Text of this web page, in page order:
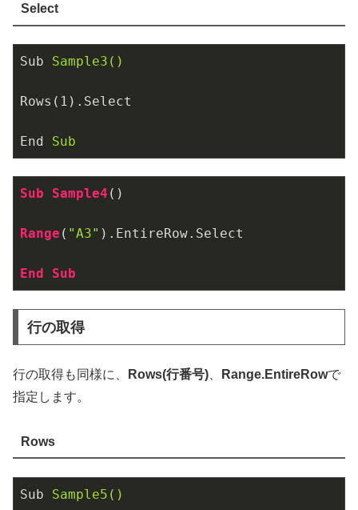
Select
Sub Sample3()
Rows(1).Select
End Sub
Sub Sample4 ()
Range ( "A3" ) .EntireRow.Select
End Sub
行の取得
行の取得も同様に、 Rows(行番号) Range.EntireRowで
指定します。
Rows
Sub Sample5()